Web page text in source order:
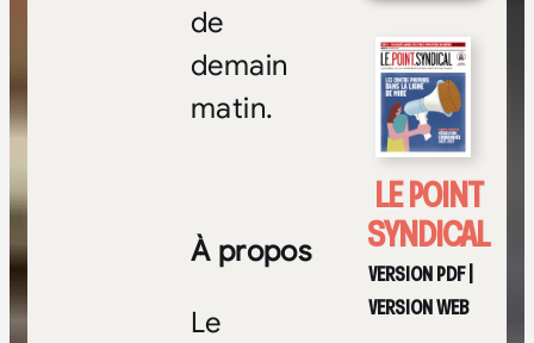
LE POINT
SYNDICAL
VERSION PDF|
VERSION WEB
de
demain
matin.
À propos
Le